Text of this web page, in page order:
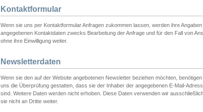
Kontaktformular
Wenn sie uns per Kontaktformular Anfragen zukommen lassen, werden ihre
angegebenen Kontaktdaten zwecks Bearbeitung der Anfrage und für den Fall von
ohne ihre Einwilligung weiter.
Newsletterdaten
Wenn sie den auf der Website angebotenen Newsletter beziehen möchten,
uns die Überprüfung gestatten, dass sie der Inhaber der angegebenen E-Mail-
sind. Weitere Daten werden nicht erhoben. Diese Daten verwenden wir
sie nicht an Dritte weiter.